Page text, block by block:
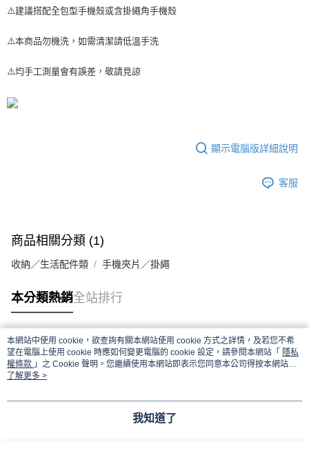
⚠️建議搭配全包型手機殼或含掛繩角手機殼
⚠️本商品勿機洗，如需清潔請低溫手洗
⚠️均手工測量會有誤差，敬請見諒
顯示電腦版詳細說明
客服
商品相關分類 (1)
收納／生活配件類 手機夾片／掛繩
本分類熱銷全站排行
熱門標籤
本網站中使用 cookie，欲查詢有關本網站使用 cookie 方式之詳情，及若您不希
望在電腦上使用 cookie 時應如何變更電腦的 cookie 設定，請參閱本網站「 隱私
權條款 」之 Cookie 聲明。您繼續使用本網站即表示您同意本公司得按本網站使
用條款之 Cookie 聲明使用 cookie。
了解更多 >
我知道了